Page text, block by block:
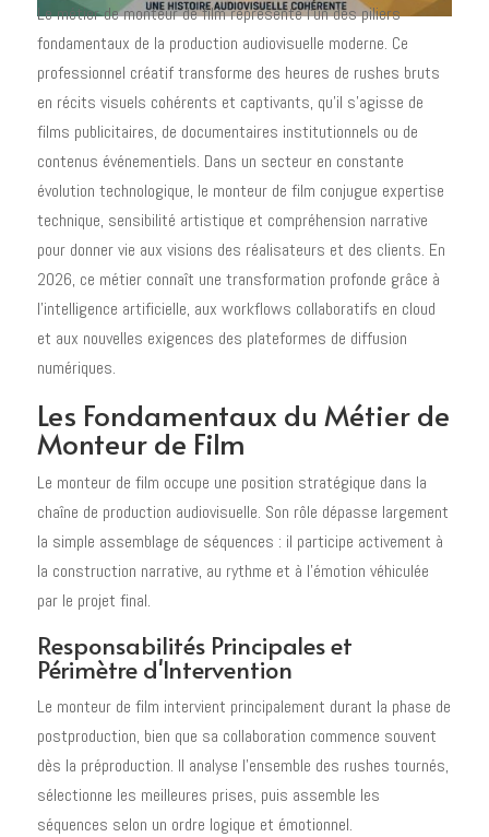
Le métier de monteur de film représente l'un des piliers
fondamentaux de la production audiovisuelle moderne. Ce
professionnel créatif transforme des heures de rushes bruts
en récits visuels cohérents et captivants, qu'il s'agisse de
films publicitaires, de documentaires institutionnels ou de
contenus événementiels. Dans un secteur en constante
évolution technologique, le monteur de film conjugue expertise
technique, sensibilité artistique et compréhension narrative
pour donner vie aux visions des réalisateurs et des clients. En
2026, ce métier connaît une transformation profonde grâce à
l'intelligence artificielle, aux workflows collaboratifs en cloud
et aux nouvelles exigences des plateformes de diffusion
numériques.
Les Fondamentaux du Métier de
Monteur de Film
Le monteur de film occupe une position stratégique dans la
chaîne de production audiovisuelle. Son rôle dépasse largement
la simple assemblage de séquences : il participe activement à
la construction narrative, au rythme et à l'émotion véhiculée
par le projet final.
Responsabilités Principales et
Périmètre d'Intervention
Le monteur de film intervient principalement durant la phase de
postproduction, bien que sa collaboration commence souvent
dès la préproduction. Il analyse l'ensemble des rushes tournés,
sélectionne les meilleures prises, puis assemble les
séquences selon un ordre logique et émotionnel.